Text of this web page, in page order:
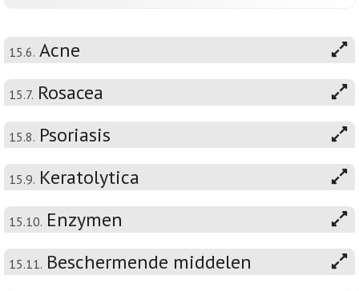
15.6. Acne
15.7. Rosacea
15.8. Psoriasis
15.9. Keratolytica
15.10. Enzymen
15.11. Beschermende middelen